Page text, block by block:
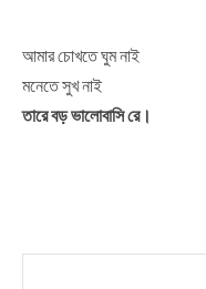
আমার চোখতে ঘুম নাই
মনেতে সুখ নাই
তারে বড় ভালোবাসি রে।